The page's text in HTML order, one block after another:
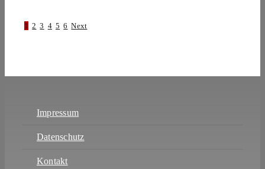
1 2 3 4 5 6 Next
Impressum
Datenschutz
Kontakt